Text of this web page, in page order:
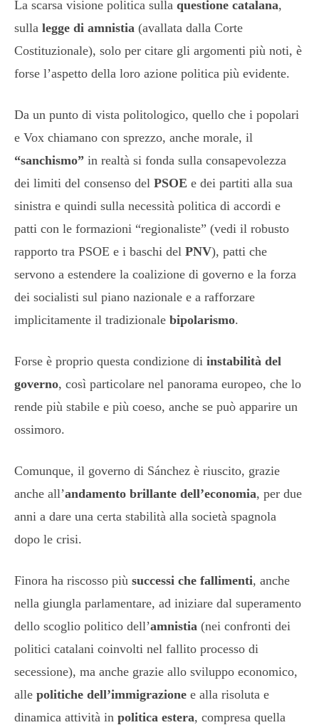
La scarsa visione politica sulla questione catalana,
sulla legge di amnistia (avallata dalla Corte
Costituzionale), solo per citare gli argomenti più noti, è
forse l’aspetto della loro azione politica più evidente.
Da un punto di vista politologico, quello che i popolari
e Vox chiamano con sprezzo, anche morale, il
“sanchismo” in realtà si fonda sulla consapevolezza
dei limiti del consenso del PSOE e dei partiti alla sua
sinistra e quindi sulla necessità politica di accordi e
patti con le formazioni “regionaliste” (vedi il robusto
rapporto tra PSOE e i baschi del PNV), patti che
servono a estendere la coalizione di governo e la forza
dei socialisti sul piano nazionale e a rafforzare
implicitamente il tradizionale bipolarismo.
Forse è proprio questa condizione di instabilità del
governo, così particolare nel panorama europeo, che lo
rende più stabile e più coeso, anche se può apparire un
ossimoro.
Comunque, il governo di Sánchez è riuscito, grazie
anche all’andamento brillante dell’economia, per due
anni a dare una certa stabilità alla società spagnola
dopo le crisi.
Finora ha riscosso più successi che fallimenti, anche
nella giungla parlamentare, ad iniziare dal superamento
dello scoglio politico dell’amnistia (nei confronti dei
politici catalani coinvolti nel fallito processo di
secessione), ma anche grazie allo sviluppo economico,
alle politiche dell’immigrazione e alla risoluta e
dinamica attività in politica estera, compresa quella